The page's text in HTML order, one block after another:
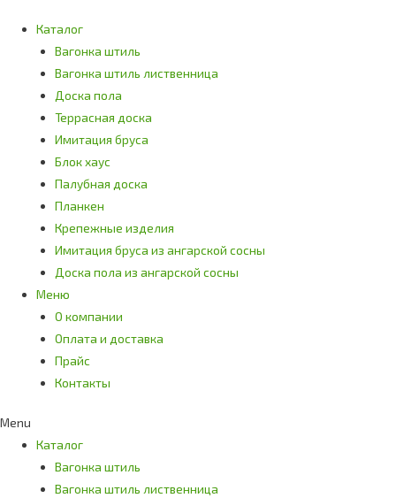
Каталог
Вагонка штиль
Вагонка штиль лиственница
Доска пола
Террасная доска
Имитация бруса
Блок хаус
Палубная доска
Планкен
Крепежные изделия
Имитация бруса из ангарской сосны
Доска пола из ангарской сосны
Меню
О компании
Оплата и доставка
Прайс
Контакты
Menu
Каталог
Вагонка штиль
Вагонка штиль лиственница